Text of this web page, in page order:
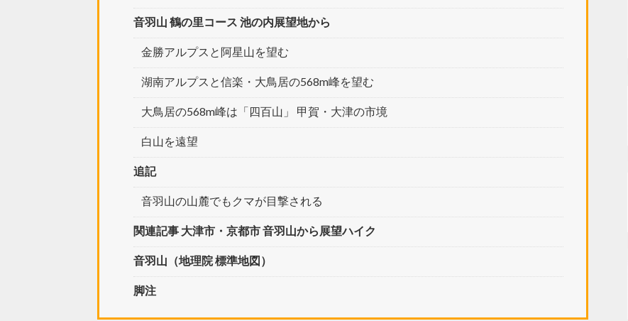
音羽山 鶴の里コース 池の内展望地から
金勝アルプスと阿星山を望む
湖南アルプスと信楽・大鳥居の568m峰を望む
大鳥居の568m峰は「四百山」 甲賀・大津の市境
白山を遠望
追記
音羽山の山麓でもクマが目撃される
関連記事 大津市・京都市 音羽山から展望ハイク
音羽山（地理院 標準地図）
脚注